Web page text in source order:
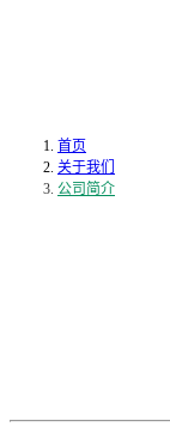
首页
关于我们
公司简介